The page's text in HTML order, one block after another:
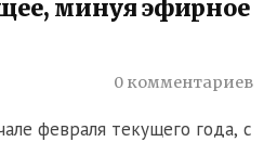
минуя эфирное
0 комментариев
февраля текущего года, с